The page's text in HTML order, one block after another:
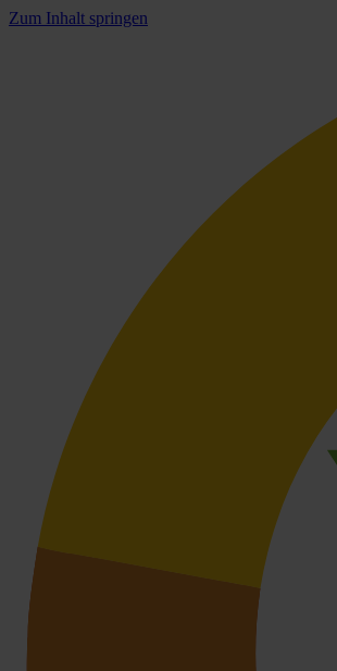
Zum Inhalt springen